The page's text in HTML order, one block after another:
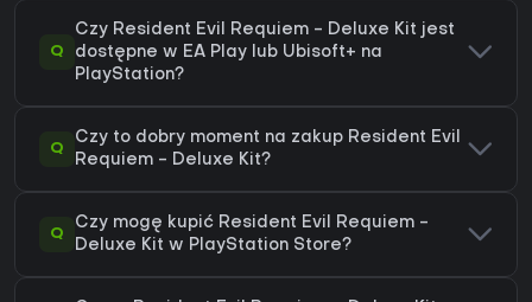
Q
Czy Resident Evil Requiem - Deluxe Kit jest
dostępne w EA Play lub Ubisoft+ na
PlayStation?
Q
Czy to dobry moment na zakup Resident Evil
Requiem - Deluxe Kit?
Q
Czy mogę kupić Resident Evil Requiem -
Deluxe Kit w PlayStation Store?